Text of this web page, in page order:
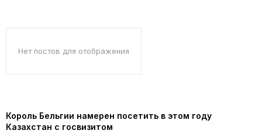
Нет постов для отображения
Король Бельгии намерен посетить в этом году
Казахстан с госвизитом